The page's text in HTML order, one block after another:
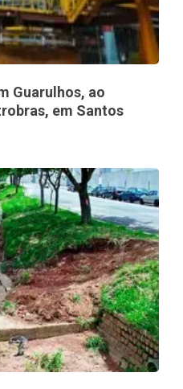
Guarulhos, ao
em Santos